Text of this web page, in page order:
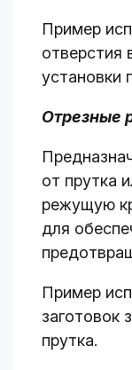
Пример
отверстия
установки
Отрезные
от прутка
режущую
для
Пример
заготовок
прутка.